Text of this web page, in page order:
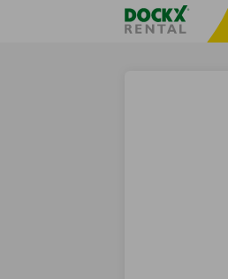
Taalselectie overslaanFratello DEMO